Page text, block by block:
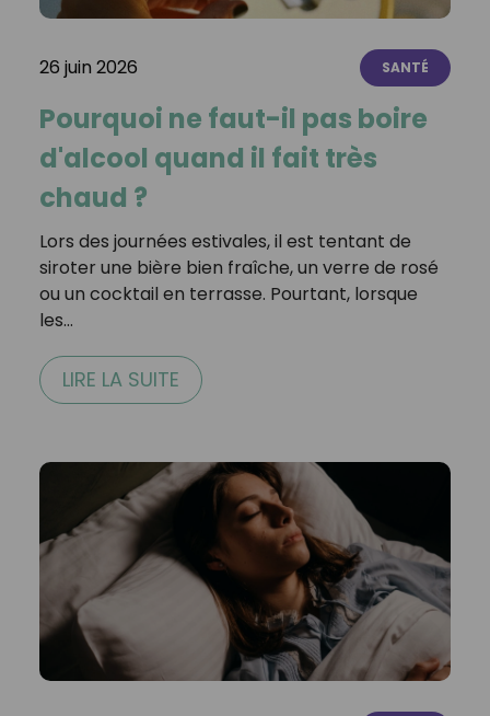
26 juin 2026 SANTÉ
Pourquoi ne faut-il pas boire
d'alcool quand il fait très
chaud ?
Lors des journées estivales, il est tentant de
siroter une bière bien fraîche, un verre de rosé
ou un cocktail en terrasse. Pourtant, lorsque
les…
LIRE LA SUITE